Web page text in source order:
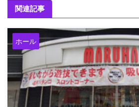
関連記事
ホール